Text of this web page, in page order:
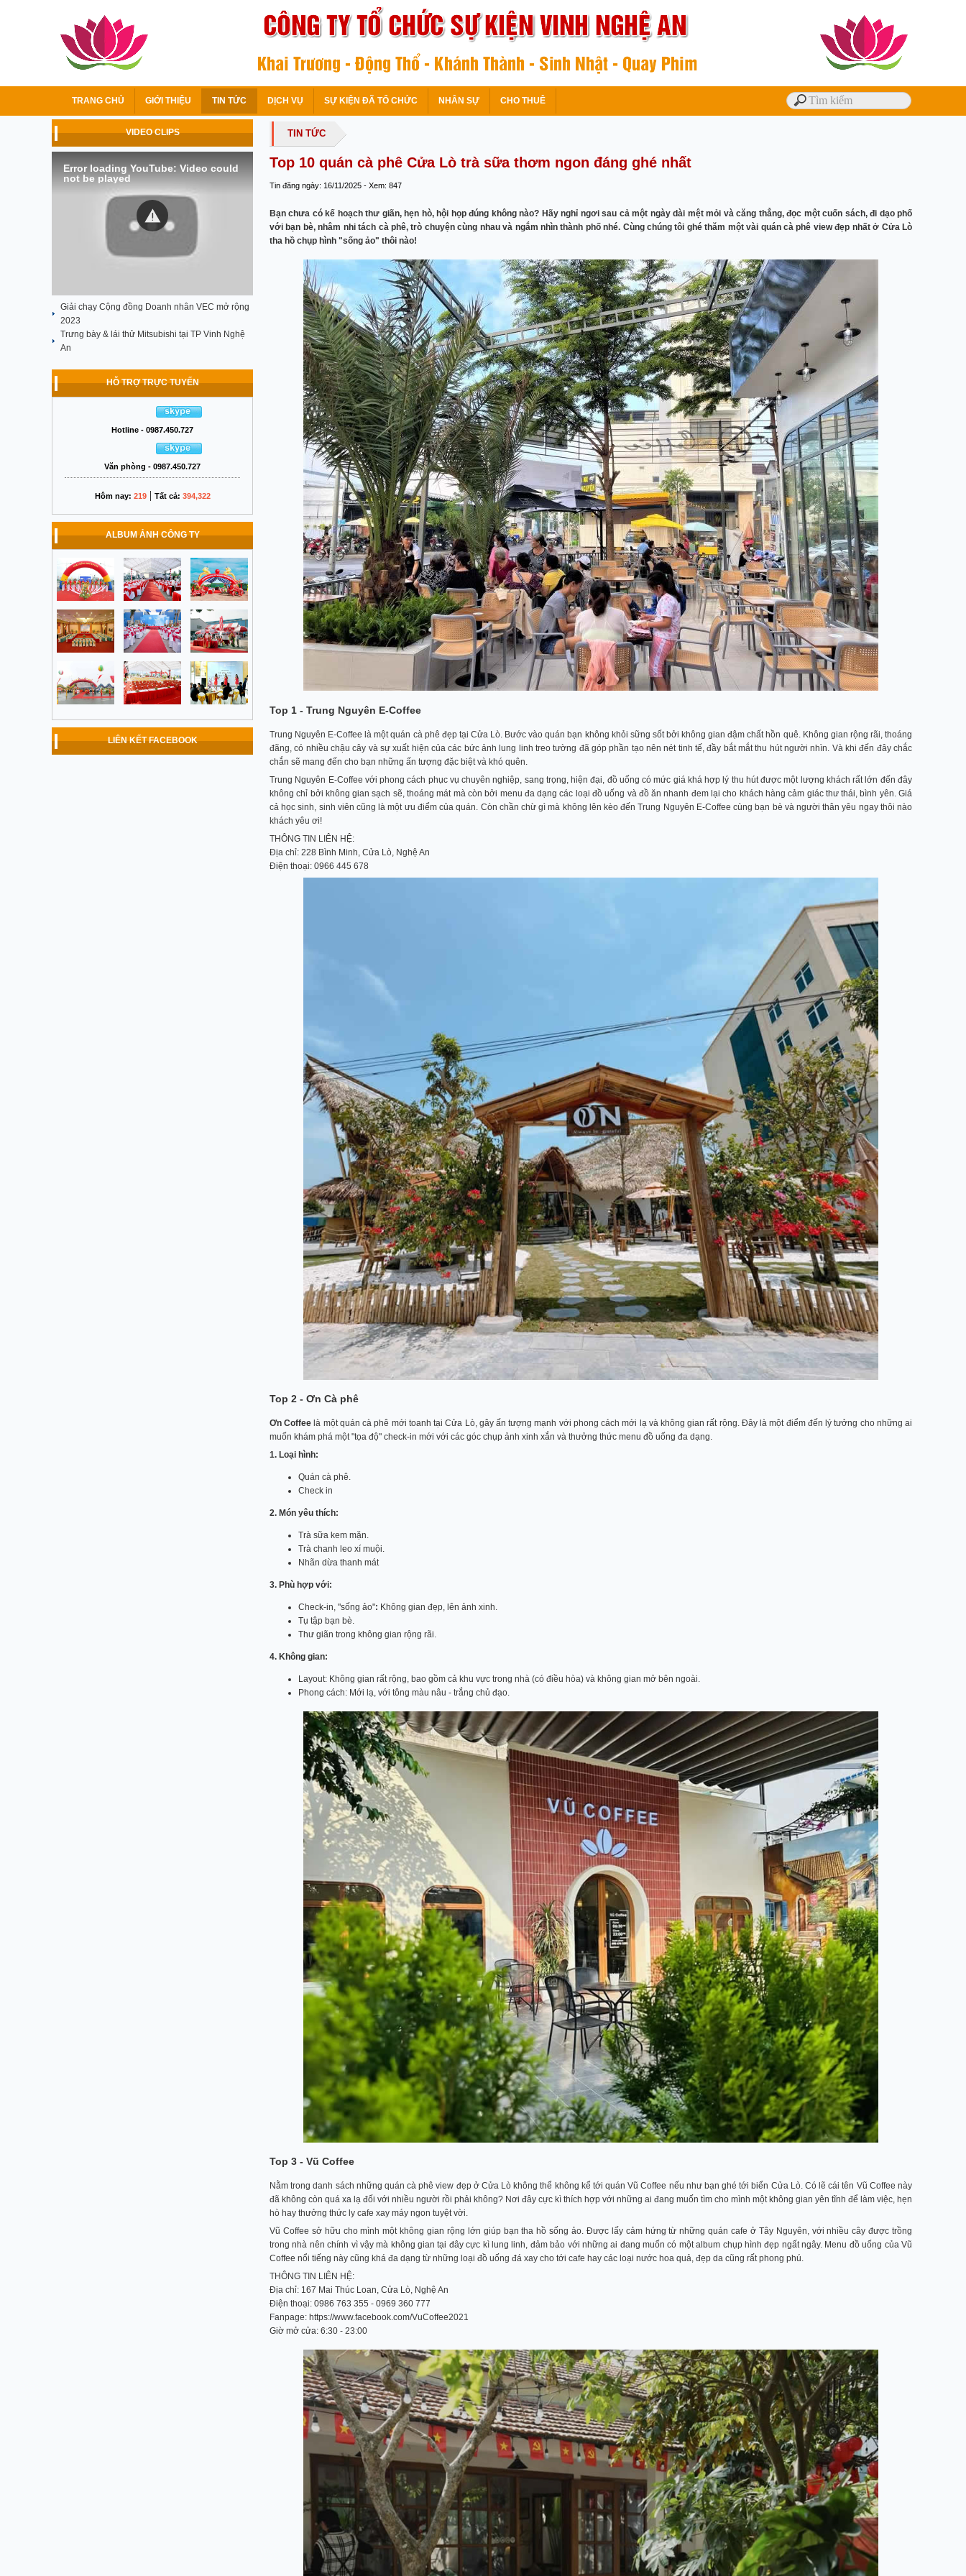
TRANG CHỦ GIỚI THIỆU TIN TỨC DỊCH VỤ SỰ KIỆN ĐÃ TỔ CHỨC NHÂN SỰ CHO THUÊ
VIDEO CLIPS
Error loading YouTube: Video could
not be played
Giải chạy Cộng đồng Doanh nhân VEC mở rộng
2023
Trưng bày & lái thử Mitsubishi tại TP Vinh Nghệ
An
HỖ TRỢ TRỰC TUYẾN
Hotline - 0987.450.727
Văn phòng - 0987.450.727
Hôm nay: 219| Tất cả: 394,322
ALBUM ẢNH CÔNG TY
LIÊN KẾT FACEBOOK
TIN TỨC
Top 10 quán cà phê Cửa Lò trà sữa thơm ngon đáng ghé nhất
Tin đăng ngày: 16/11/2025 - Xem: 847
Bạn chưa có kế hoạch thư giãn, hẹn hò, hội họp đúng không nào? Hãy nghỉ ngơi sau cả một ngày dài mệt mỏi và căng thẳng, đọc một cuốn sách, đi dạo phố
với bạn bè, nhâm nhi tách cà phê, trò chuyện cùng nhau và ngắm nhìn thành phố nhé. Cùng chúng tôi ghé thăm một vài quán cà phê view đẹp nhất ở Cửa Lò
tha hồ chụp hình "sống ảo" thôi nào!
Top 1 - Trung Nguyên E-Coffee
Trung Nguyên E-Coffee là một quán cà phê đẹp tại Cửa Lò. Bước vào quán bạn không khỏi sững sốt bởi không gian đậm chất hồn quê. Không gian rộng rãi, thoáng
đãng, có nhiều chậu cây và sự xuất hiện của các bức ảnh lung linh treo tường đã góp phần tạo nên nét tinh tế, đầy bắt mắt thu hút người nhìn. Và khi đến đây chắc
chắn sẽ mang đến cho bạn những ấn tượng đặc biệt và khó quên.
Trung Nguyên E-Coffee với phong cách phục vụ chuyên nghiệp, sang trọng, hiện đại, đồ uống có mức giá khá hợp lý thu hút được một lượng khách rất lớn đến đây
không chỉ bởi không gian sạch sẽ, thoáng mát mà còn bởi menu đa dạng các loại đồ uống và đồ ăn nhanh đem lại cho khách hàng cảm giác thư thái, bình yên. Giá
cả học sinh, sinh viên cũng là một ưu điểm của quán. Còn chần chừ gì mà không lên kèo đến Trung Nguyên E-Coffee cùng bạn bè và người thân yêu ngay thôi nào
khách yêu ơi!
THÔNG TIN LIÊN HỆ:
Địa chỉ: 228 Bình Minh, Cửa Lò, Nghệ An
Điện thoại: 0966 445 678
Top 2 - Ơn Cà phê
Ơn Coffee là một quán cà phê mới toanh tại Cửa Lò, gây ấn tượng mạnh với phong cách mới lạ và không gian rất rộng. Đây là một điểm đến lý tưởng cho những ai
muốn khám phá một "tọa độ" check-in mới với các góc chụp ảnh xinh xắn và thưởng thức menu đồ uống đa dạng.
1. Loại hình:
Quán cà phê.
Check in
2. Món yêu thích:
Trà sữa kem mặn.
Trà chanh leo xí muội.
Nhãn dừa thanh mát
3. Phù hợp với:
Check-in, "sống ảo": Không gian đẹp, lên ảnh xinh.
Tụ tập bạn bè.
Thư giãn trong không gian rộng rãi.
4. Không gian:
Layout: Không gian rất rộng, bao gồm cả khu vực trong nhà (có điều hòa) và không gian mở bên ngoài.
Phong cách: Mới lạ, với tông màu nâu - trắng chủ đạo.
Top 3 - Vũ Coffee
Nằm trong danh sách những quán cà phê view đẹp ở Cửa Lò không thể không kể tới quán Vũ Coffee nếu như bạn ghé tới biển Cửa Lò. Có lẽ cái tên Vũ Coffee này
đã không còn quá xa lạ đối với nhiều người rồi phải không? Nơi đây cực kì thích hợp với những ai đang muốn tìm cho mình một không gian yên tĩnh để làm việc, hẹn
hò hay thưởng thức ly cafe xay máy ngon tuyệt vời.
Vũ Coffee sở hữu cho mình một không gian rộng lớn giúp bạn tha hồ sống ảo. Được lấy cảm hứng từ những quán cafe ở Tây Nguyên, với nhiều cây được trồng
trong nhà nên chính vì vậy mà không gian tại đây cực kì lung linh, đảm bảo với những ai đang muốn có một album chụp hình đẹp ngất ngây. Menu đồ uống của Vũ
Coffee nổi tiếng này cũng khá đa dạng từ những loại đồ uống đá xay cho tới cafe hay các loại nước hoa quả, đẹp da cũng rất phong phú.
THÔNG TIN LIÊN HỆ:
Địa chỉ: 167 Mai Thúc Loan, Cửa Lò, Nghệ An
Điện thoại: 0986 763 355 - 0969 360 777
Fanpage: https://www.facebook.com/VuCoffee2021
Giờ mở cửa: 6:30 - 23:00